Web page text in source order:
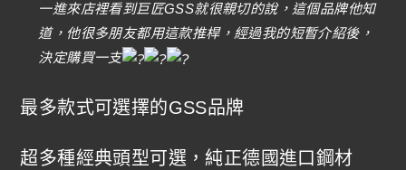
一進來店裡看到巨匠GSS就很親切的說，這個品牌他知
道，他很多朋友都用這款推桿，經過我的短暫介紹後，
決定購買一支
最多款式可選擇的GSS品牌
超多種經典頭型可選，純正德國進口鋼材